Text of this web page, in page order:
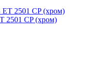
2501 CP (хром)